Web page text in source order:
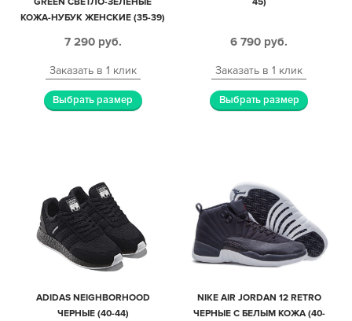
КОЖА-НУБУК ЖЕНСКИЕ (35-39)
7 290 руб.
Заказать в 1 клик
Выбрать размер
6 790 руб.
Заказать в 1 клик
Выбрать размер
ADIDAS NEIGHBORHOOD
ЧЕРНЫЕ (40-44)
NIKE AIR JORDAN 12 RETRO
ЧЕРНЫЕ С БЕЛЫМ КОЖА (40-